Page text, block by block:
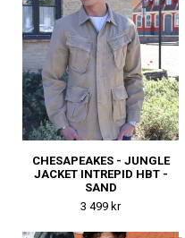
CHESAPEAKES - JUNGLE
JACKET INTREPID HBT -
SAND
3 499 kr